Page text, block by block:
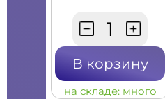
В корзину
на складе: много